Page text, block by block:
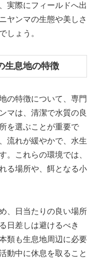
実際にフィールドへ出
ヤンマの生態や美しさ
しょう。
生息地の特徴
の特徴について、専門
マは、清潔で水質の良
を選ぶことが重要で
流れが緩やかで、水生
。これらの環境では、
る場所や、餌となる小
、日当たりの良い場所
日差しは避けるべき
類も生息地周辺に必要
動中に休息を取ること